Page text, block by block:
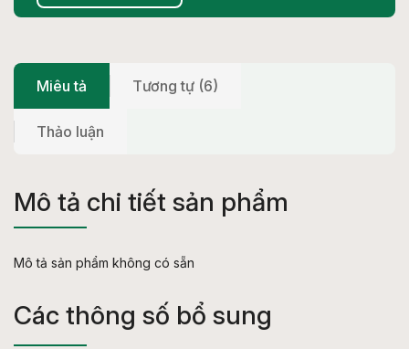
Miêu tả Tương tự (6)
Thảo luận
Mô tả chi tiết sản phẩm
Mô tả sản phẩm không có sẵn
Các thông số bổ sung